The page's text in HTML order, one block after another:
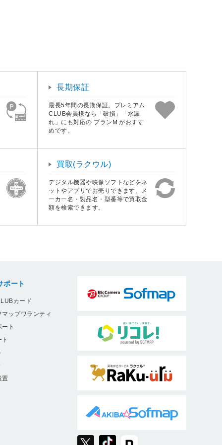
長期保証
最長5年間の長期保証。プレミアム
CLUB会員様なら「破損」「水漏
れ」にも対応の プランM がおすす
めです。
買取(ラクウル)
デジタル機器や映像ソフトなどをネ
ットやアプリでお売りできます。メ
ーカー名・製品名・型番等で買取金
額を検索できます。
ポート
カード
ップワランティ
ト
置